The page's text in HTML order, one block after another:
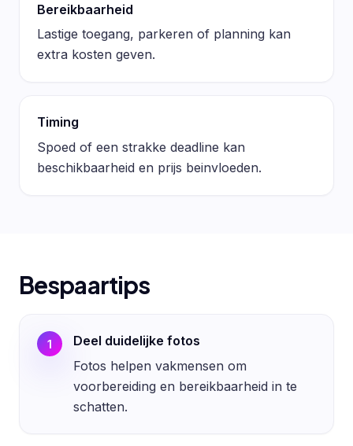
Bereikbaarheid
Lastige toegang, parkeren of planning kan
extra kosten geven.
Timing
Spoed of een strakke deadline kan
beschikbaarheid en prijs beinvloeden.
Bespaartips
1
Deel duidelijke fotos
Fotos helpen vakmensen om
voorbereiding en bereikbaarheid in te
schatten.